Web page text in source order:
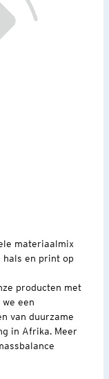
materiaalmix
hals en print op
producten met
een
van duurzame
in Afrika. Meer